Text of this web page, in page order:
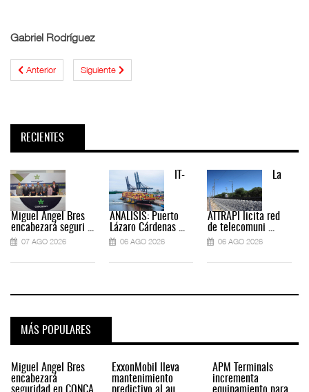
Gabriel Rodríguez
Anterior Siguiente
RECIENTES
Miguel Ángel Bres
encabezará seguri ...
07 AGO 2026
IT-
ANÁLISIS: Puerto
Lázaro Cárdenas ...
06 AGO 2026
La
ATTRAPI licita red
de telecomuni ...
06 AGO 2026
MÁS POPULARES
Miguel Ángel Bres
encabezará
ExxonMobil lleva
mantenimiento
APM Terminals
incrementa